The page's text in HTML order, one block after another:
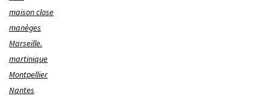
maison close
manèges
Marseille.
martinique
Montpellier
Nantes